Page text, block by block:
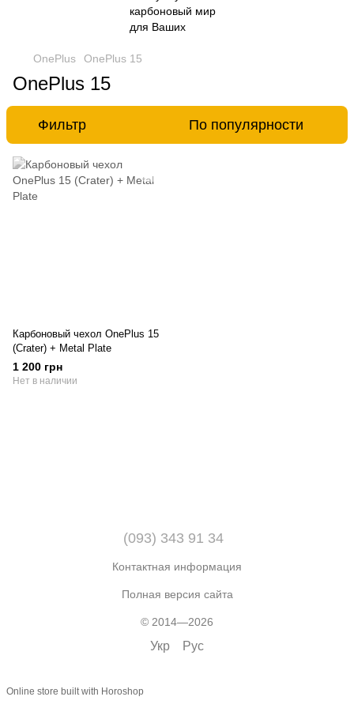
OnePlus OnePlus 15
OnePlus 15
Фильтр По популярности
Карбоновый чехол OnePlus 15
(Crater) + Metal Plate
1 200 грн
Нет в наличии
(093) 343 91 34
Контактная информация
Полная версия сайта
© 2014—2026
Укр Рус
Online store built with Horoshop